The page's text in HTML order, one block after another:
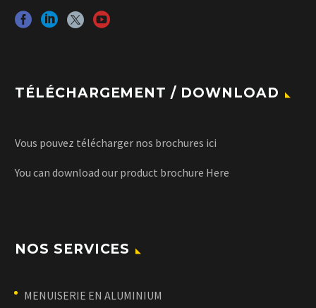
TÉLÉCHARGEMENT / DOWNLOAD
Vous pouvez télécharger nos brochures ici
You can download our product brochure Here
NOS SERVICES
MENUISERIE EN ALUMINIUM